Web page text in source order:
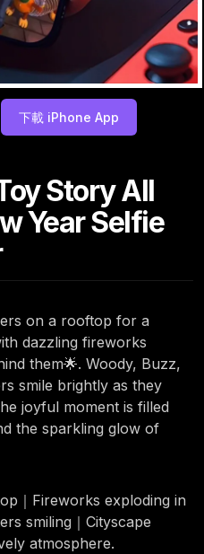
下載 iPhone App
Story All
Year Selfie
on a rooftop for a
dazzling fireworks
them🌟. Woody, Buzz,
smile brightly as they
joyful moment is filled
the sparkling glow of
｜Fireworks exploding in
smiling｜Cityscape
atmosphere.